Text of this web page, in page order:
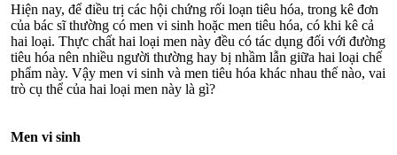
Hiện nay, để điều trị các hội chứng rối loạn tiêu hóa, trong kê đơn
của bác sĩ thường có men vi sinh hoặc men tiêu hóa, có khi kê cả
hai loại. Thực chất hai loại men này đều có tác dụng đối với đường
tiêu hóa nên nhiều người thường hay bị nhầm lẫn giữa hai loại chế
phẩm này. Vậy men vi sinh và men tiêu hóa khác nhau thế nào, vai
trò cụ thể của hai loại men này là gì?
Men vi sinh